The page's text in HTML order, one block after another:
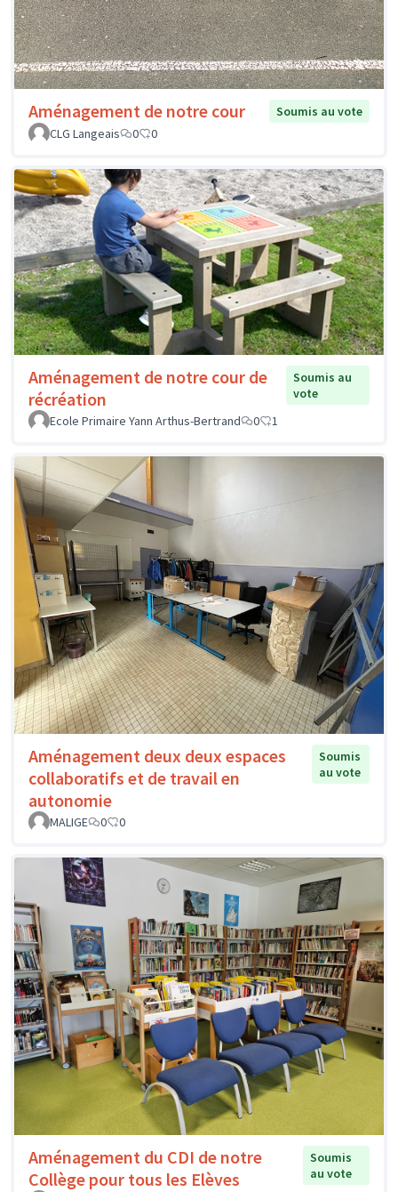
Aménagement de notre cour
Soumis au vote
CLG Langeais
0 0
Aménagement de notre cour de
récréation
Soumis au
vote
Ecole Primaire Yann Arthus-Bertrand
0 1
Aménagement deux deux espaces
collaboratifs et de travail en
autonomie
Soumis
au vote
MALIGE 0 0
Aménagement du CDI de notre
Collège pour tous les Elèves
Soumis
au vote